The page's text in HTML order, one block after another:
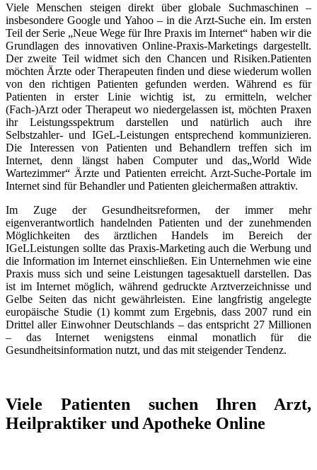
Viele Menschen steigen direkt über globale Suchmaschinen –
insbesondere Google und Yahoo – in die Arzt-Suche ein. Im ersten
Teil der Serie „Neue Wege für Ihre Praxis im Internet“ haben wir die
Grundlagen des innovativen Online-Praxis-Marketings dargestellt.
Der zweite Teil widmet sich den Chancen und Risiken.Patienten
möchten Ärzte oder Therapeuten finden und diese wiederum wollen
von den richtigen Patienten gefunden werden. Während es für
Patienten in erster Linie wichtig ist, zu ermitteln, welcher
(Fach-)Arzt oder Therapeut wo niedergelassen ist, möchten Praxen
ihr Leistungsspektrum darstellen und natürlich auch ihre
Selbstzahler- und IGeL-Leistungen entsprechend kommunizieren.
Die Interessen von Patienten und Behandlern treffen sich im
Internet, denn längst haben Computer und das„World Wide
Wartezimmer“ Ärzte und Patienten erreicht. Arzt-Suche-Portale im
Internet sind für Behandler und Patienten gleichermaßen attraktiv.
Im Zuge der Gesundheitsreformen, der immer mehr
eigenverantwortlich handelnden Patienten und der zunehmenden
Möglichkeiten des ärztlichen Handels im Bereich der
IGeLLeistungen sollte das Praxis-Marketing auch die Werbung und
die Information im Internet einschließen. Ein Unternehmen wie eine
Praxis muss sich und seine Leistungen tagesaktuell darstellen. Das
ist im Internet möglich, während gedruckte Arztverzeichnisse und
Gelbe Seiten das nicht gewährleisten. Eine langfristig angelegte
europäische Studie (1) kommt zum Ergebnis, dass 2007 rund ein
Drittel aller Einwohner Deutschlands – das entspricht 27 Millionen
– das Internet wenigstens einmal monatlich für die
Gesundheitsinformation nutzt, und das mit steigender Tendenz.
Viele Patienten suchen Ihren Arzt,
Heilpraktiker und Apotheke Online